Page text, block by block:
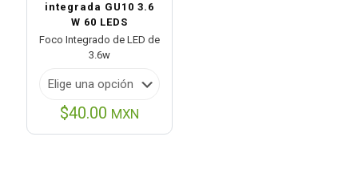
integrada GU10 3.6
W 60 LEDS
Foco Integrado de LED de
3.6w
$40.00 MXN